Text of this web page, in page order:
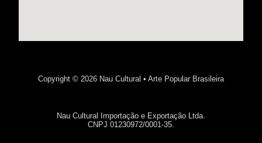
Copyright © 2026 Nau Cultural • Arte Popular Brasileira
Nau Cultural Importação e Exportação Ltda.
CNPJ 01230972/0001-35.